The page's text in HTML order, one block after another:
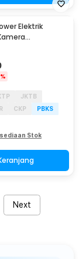
Elektrik
JKTB
CKP
PBKS
Stok
Next